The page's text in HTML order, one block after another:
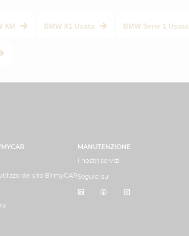
XM BMW X1 Usata BMW Serie 1 Usata
del sito BYmyCAR
MANUTENZIONE
I nostri servizi
Seguici su: